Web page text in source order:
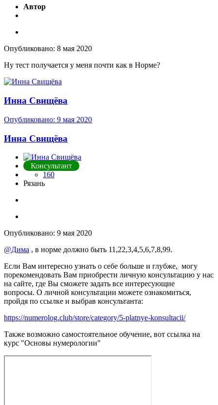
Автор
Опубликовано: 8 мая 2020
Ну тест получается у меня почти как в Норме?
Инна Свищёва
Опубликовано: 9 мая 2020
Инна Свищёва
Консультант
160
Рязань
Опубликовано: 9 мая 2020
@Дима , в норме должно быть 11,22,3,4,5,6,7,8,99.
Если Вам интересно узнать о себе больше и глубже, могу
порекомендовать Вам приобрести личную консультацию у нас
на сайте, где Вы сможете задать все интересующие
вопросы. О личной консультации можете ознакомиться,
пройдя по ссылке и выбрав консультанта:
https://numerolog.club/store/category/5-platnye-konsultacii/
Также возможно самостоятельное обучение, вот ссылка на
курс "Основы нумерологии"